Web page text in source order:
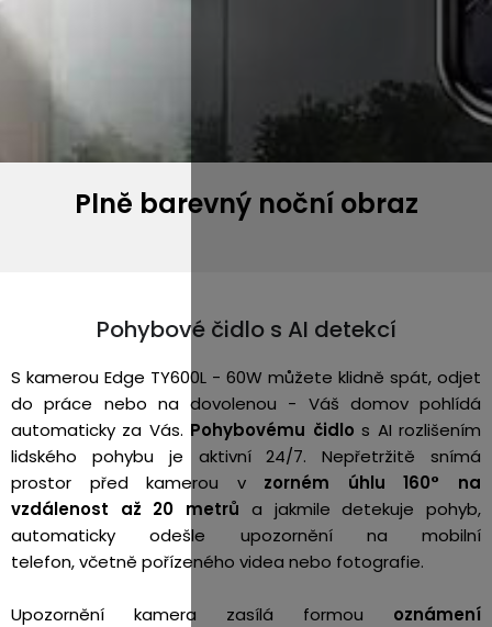
Plně barevný noční obraz
Pohybové čidlo s AI detekcí
S kamerou Edge TY600L - 60W můžete klidně spát, odjet
do práce nebo na dovolenou - Váš domov pohlídá
automaticky za Vás. Pohybovému čidlo s AI rozlišením
lidského pohybu je aktivní 24/7. Nepřetržitě snímá
prostor před kamerou v zorném úhlu 160° na
vzdálenost až 20 metrů a jakmile detekuje pohyb,
automaticky odešle upozornění na mobilní
telefon, včetně pořízeného videa nebo fotografie.
Upozornění kamera zasílá formou oznámení